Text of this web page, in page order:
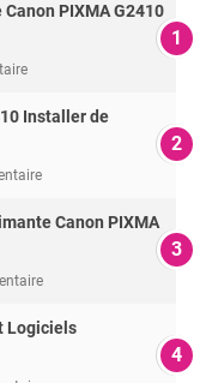
PIXMA G2410
Installer de
Canon PIXMA
Logiciels